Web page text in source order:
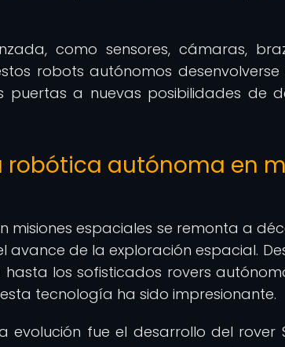
como sensores, cámaras,
robots autónomos
puertas a nuevas posibilidades de
robótica autónoma en
misiones espaciales se remonta a
avance de la exploración espacial.
los sofisticados rovers
tecnología ha sido impresionante.
evolución fue el desarrollo del rover